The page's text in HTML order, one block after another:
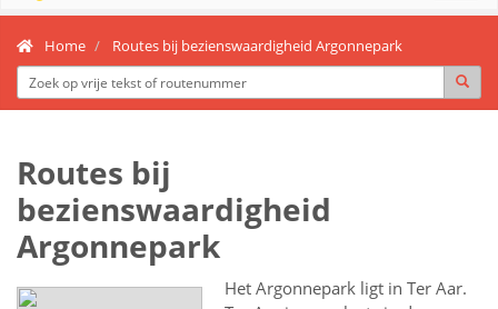
Home Routes bij bezienswaardigheid Argonnepark
Routes bij
bezienswaardigheid
Argonnepark
Het Argonnepark ligt in Ter Aar.